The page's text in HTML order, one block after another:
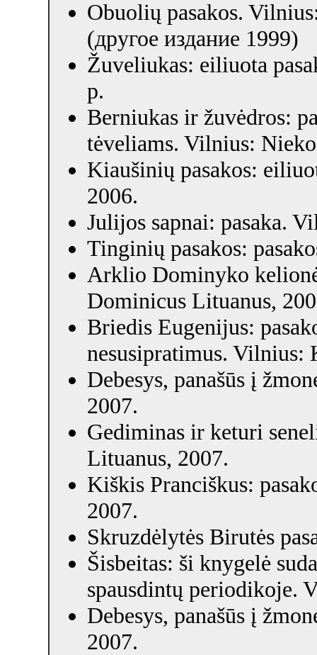
Obuolių pasakos.
(другое издание 1999)
Žuveliukas: eiliuota
p.
Berniukas ir žuvėdros:
tėveliams. Vilnius:
Kiaušinių pasakos:
2006.
Julijos sapnai: pasaka.
Tinginių pasakos:
Arklio Dominyko
Dominicus Lituanus,
Briedis Eugenijus:
nesusipratimus. Vilnius:
Debesys, panašūs į
2007.
Gediminas ir keturi
Lituanus, 2007.
Kiškis Pranciškus:
2007.
Skruzdėlytės Birutės
Šisbeitas: ši knygelė
spausdintų periodikoje.
Debesys, panašūs į
2007.